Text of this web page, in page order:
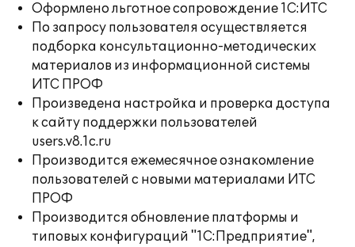
Оформлено льготное сопровождение 1С:ИТС
По запросу пользователя осуществляется
подборка консультационно-методических
материалов из информационной системы
ИТС ПРОФ
Произведена настройка и проверка доступа
к сайту поддержки пользователей
users.v8.1c.ru
Производится ежемесячное ознакомление
пользователей с новыми материалами ИТС
ПРОФ
Производится обновление платформы и
типовых конфигураций "1С:Предприятие",